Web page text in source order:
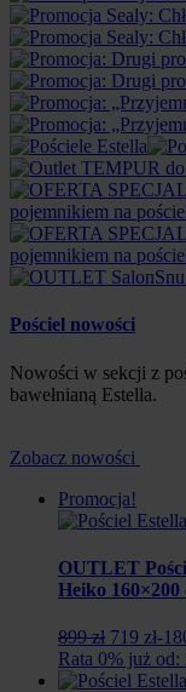
Pościel nowości
Nowości w sekcji z
bawełnianą Estella.
Zobacz nowości
Promocja!
OUTLET
Heiko 160×200
899 zł Pierwotna
cena
wynosiła:
719 zł-
Rata 0% już od: